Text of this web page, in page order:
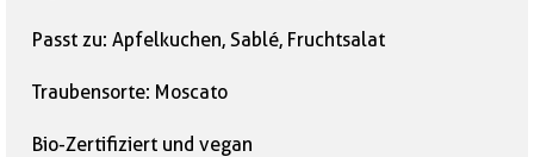
Passt zu: Apfelkuchen, Sablé, Fruchtsalat
Traubensorte: Moscato
Bio-Zertifiziert und vegan